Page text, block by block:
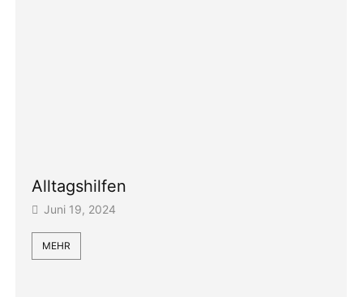
Alltagshilfen
Juni 19, 2024
MEHR